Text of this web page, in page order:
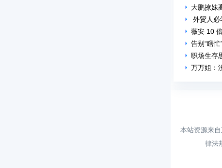
大鹏撩妹
外贸人必
薇安 10
告别“瞎
职场生存
万万姐：
本站资源来
律法